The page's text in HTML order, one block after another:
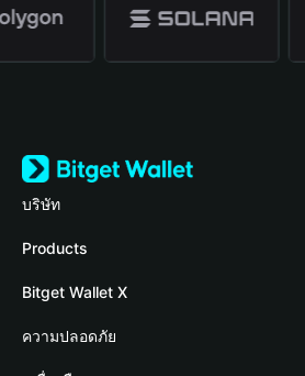
บริษัท
เกี่ยวกับ Bitget Wallet
Blog
Academy
Products
Crypto Card
Stablecoin Earn
Bitget Wallet X
นักพัฒนา
ความปลอดภัย